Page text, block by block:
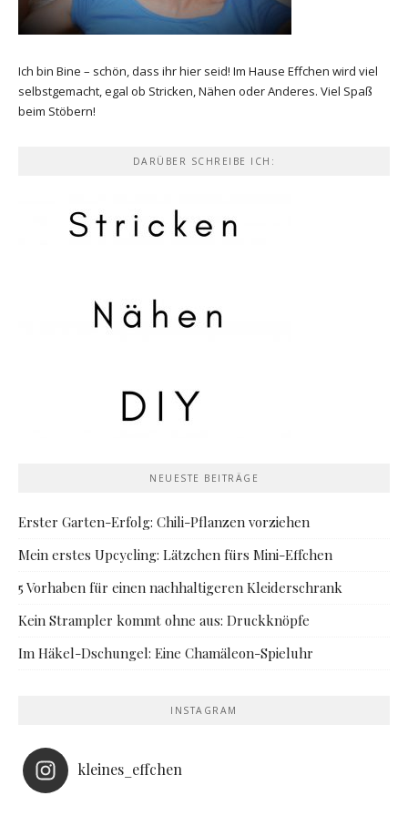
Ich bin Bine – schön, dass ihr hier seid! Im Hause Effchen wird viel
selbstgemacht, egal ob Stricken, Nähen oder Anderes. Viel Spaß
beim Stöbern!
DARÜBER SCHREIBE ICH:
NEUESTE BEITRÄGE
Erster Garten-Erfolg: Chili-Pflanzen vorziehen
Mein erstes Upcycling: Lätzchen fürs Mini-Effchen
5 Vorhaben für einen nachhaltigeren Kleiderschrank
Kein Strampler kommt ohne aus: Druckknöpfe
Im Häkel-Dschungel: Eine Chamäleon-Spieluhr
INSTAGRAM
kleines_effchen